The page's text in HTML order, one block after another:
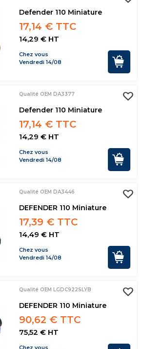
Defender 110 Miniature
17,14 € TTC
14,29 € HT
Chez vous
Vendredi 14/08
Qualité OEM DA3377
Defender 110 Miniature
17,14 € TTC
14,29 € HT
Chez vous
Vendredi 14/08
Qualité OEM DA3446
DEFENDER 110 Miniature
17,39 € TTC
14,49 € HT
Chez vous
Vendredi 14/08
Qualité OEM LGDC922SLYB
DEFENDER 110 Miniature
90,62 € TTC
75,52 € HT
Chez vous